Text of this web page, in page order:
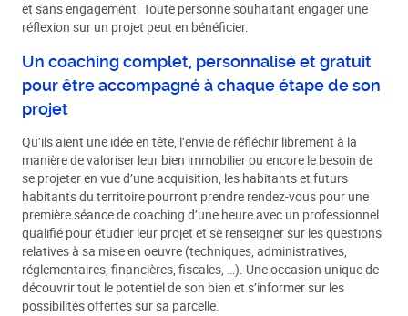
et sans engagement. Toute personne souhaitant engager une
réflexion sur un projet peut en bénéficier.
Un coaching complet, personnalisé et gratuit
pour être accompagné à chaque étape de son
projet
Qu’ils aient une idée en tête, l’envie de réfléchir librement à la
manière de valoriser leur bien immobilier ou encore le besoin de
se projeter en vue d’une acquisition, les habitants et futurs
habitants du territoire pourront prendre rendez-vous pour une
première séance de coaching d’une heure avec un professionnel
qualifié pour étudier leur projet et se renseigner sur les questions
relatives à sa mise en oeuvre (techniques, administratives,
réglementaires, financières, fiscales, …). Une occasion unique de
découvrir tout le potentiel de son bien et s’informer sur les
possibilités offertes sur sa parcelle.